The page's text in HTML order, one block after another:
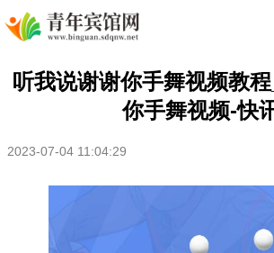
听我说谢谢你手舞视频教
你手舞视频-快
2023-07-04 11:04:29